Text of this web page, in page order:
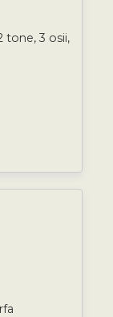
tone, 3 osii,